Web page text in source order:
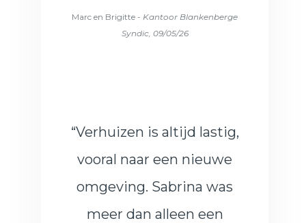
Marc en Brigitte - Kantoor Blankenberge
Syndic, 09/05/26
“Verhuizen is altijd lastig,
vooral naar een nieuwe
omgeving. Sabrina was
meer dan alleen een